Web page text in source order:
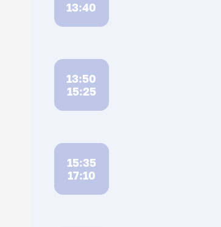
13:40
13:50
15:25
15:35
17:10